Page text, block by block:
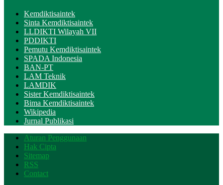
Kemdiktisaintek
Sinta Kemdiktisaintek
LLDIKTI Wilayah VII
PDDIKTI
Pemutu Kemdiktisaintek
SPADA Indonesia
BAN-PT
LAM Teknik
LAMDIK
Sister Kemdiktisaintek
Bima Kemdiktisaintek
Wikipedia
Jurnal Publikasi
Aturan Penggunaan
Hak Cipta
Sitemap
RSS
Contact